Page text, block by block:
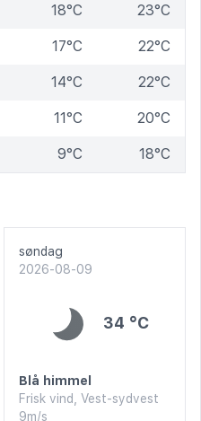
18°C 23°C
17°C 22°C
14°C 22°C
11°C 20°C
9°C 18°C
søndag
2026-08-09
34 °C
Blå himmel
Frisk vind, Vest-sydvest
9m/s